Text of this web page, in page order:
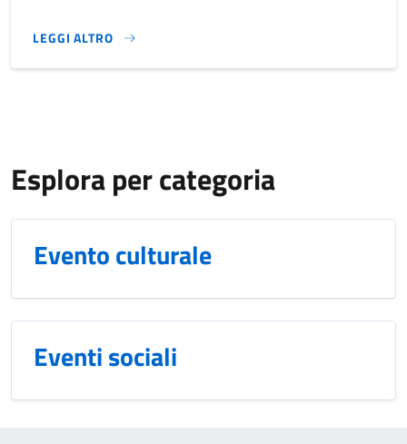
LEGGI ALTRO
CINEMA SOTTO LE STELLE. DAL 5 AL 21 AGOSTO 2026}
Esplora per categoria
Evento culturale
Eventi sociali